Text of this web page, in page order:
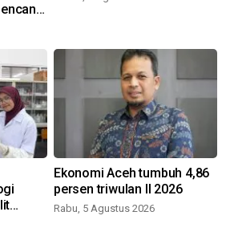
Ekonomi Aceh tumbuh 4,86
persen triwulan II 2026
Rabu, 5 Agustus 2026